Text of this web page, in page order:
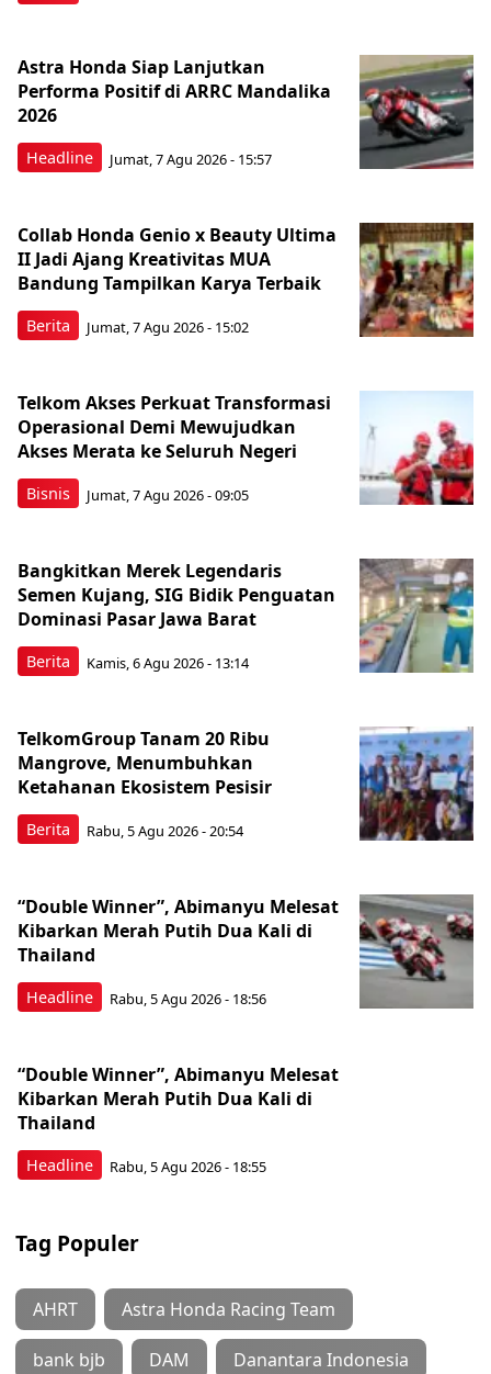
Headline
Astra Honda Siap Lanjutkan
Performa Positif di ARRC Mandalika
2026
Jumat, 7 Agu 2026 - 15:57
Berita
Collab Honda Genio x Beauty Ultima
II Jadi Ajang Kreativitas MUA
Bandung Tampilkan Karya Terbaik
Jumat, 7 Agu 2026 - 15:02
Bisnis
Telkom Akses Perkuat Transformasi
Operasional Demi Mewujudkan
Akses Merata ke Seluruh Negeri
Jumat, 7 Agu 2026 - 09:05
Berita
Bangkitkan Merek Legendaris
Semen Kujang, SIG Bidik Penguatan
Dominasi Pasar Jawa Barat
Kamis, 6 Agu 2026 - 13:14
Berita
TelkomGroup Tanam 20 Ribu
Mangrove, Menumbuhkan
Ketahanan Ekosistem Pesisir
Rabu, 5 Agu 2026 - 20:54
Headline
“Double Winner”, Abimanyu Melesat
Kibarkan Merah Putih Dua Kali di
Thailand
Rabu, 5 Agu 2026 - 18:56
Headline
“Double Winner”, Abimanyu Melesat
Kibarkan Merah Putih Dua Kali di
Thailand
Rabu, 5 Agu 2026 - 18:55
Tag Populer
AHRT Astra Honda Racing Team
bank bjb DAM Danantara Indonesia